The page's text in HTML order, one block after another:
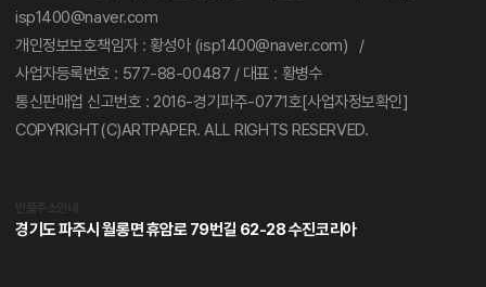
isp1400@naver.com
개인정보보호책임자 : 황성아 (isp1400@naver.com) /
사업자등록번호 : 577-88-00487 / 대표 : 황병수
통신판매업 신고번호 : 2016-경기파주-0771호[사업자정보확인]
COPYRIGHT(C)ARTPAPER. ALL RIGHTS RESERVED.
경기도 파주시 월롱면 휴암로 79번길 62-28 수진코리아